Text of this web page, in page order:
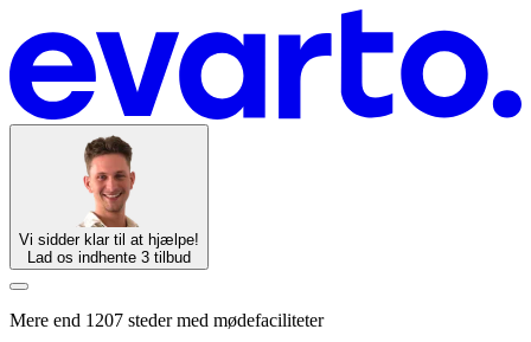
Vi sidder klar til at hjælpe!
Lad os indhente 3 tilbud
Mere end 1207 steder med mødefaciliteter